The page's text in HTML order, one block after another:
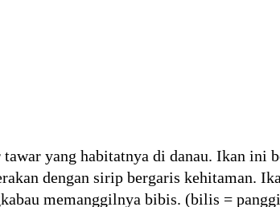
yang habitatnya di danau. Ikan ini
dengan sirip bergaris kehitaman.
memanggilnya bibis. (bilis =